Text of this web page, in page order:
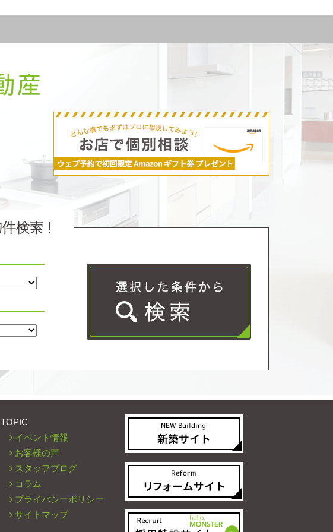
TOPIC
イベント情報
お客様の声
スタッフブログ
コラム
プライバシーポリシー
サイトマップ